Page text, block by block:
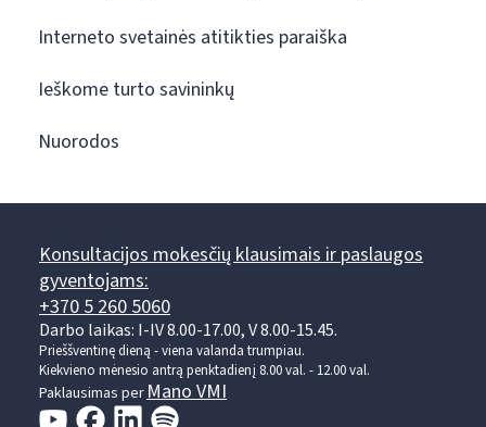
Interneto svetainės atitikties paraiška
Ieškome turto savininkų
Nuorodos
Konsultacijos mokesčių klausimais ir paslaugos
gyventojams:
+370 5 260 5060
Darbo laikas: I-IV 8.00-17.00, V 8.00-15.45.
Prieššventinę dieną - viena valanda trumpiau.
Kiekvieno mėnesio antrą penktadienį 8.00 val. - 12.00 val.
Paklausimas per Mano VMI